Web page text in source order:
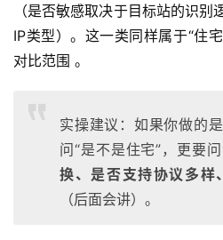
（是否敏感取决于目标站的识
IP类型）。这一类同样属于“住
对比范围 。
实操建议：如果你做的
问“是不是住宅”，更要问
换、是否支持协议多样
（后面会讲）。